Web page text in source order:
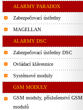
ALARMY PARADOX
Zabezpečovací ústředny
MAGELLAN
ALARMY DSC
Zabezpečovací ústředny DSC
Ovládací klávesnice
Systémové moduly
GSM MODULY
GSM moduly, příslušenství GSM
modulů